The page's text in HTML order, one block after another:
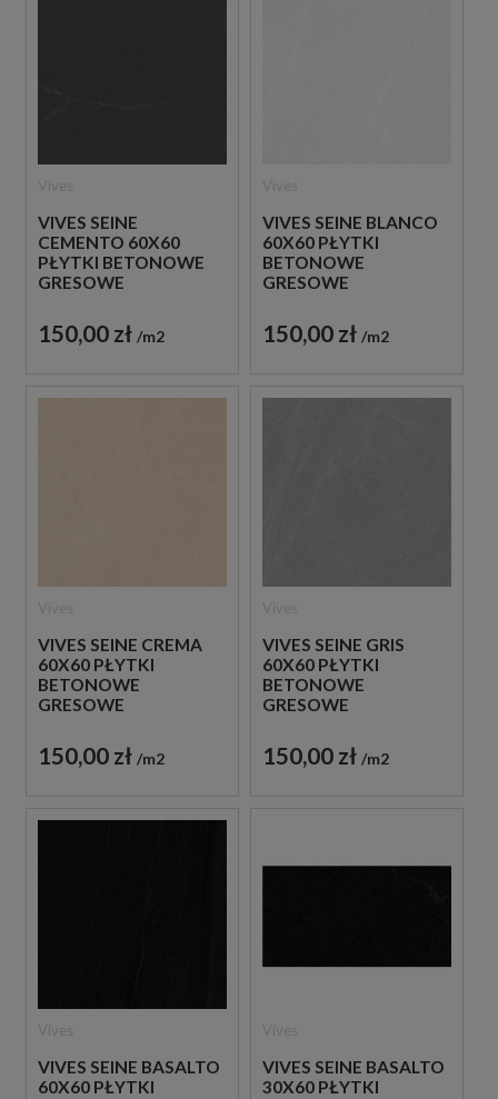
VIVES SEINE
CEMENTO 60X60
PŁYTKI BETONOWE
GRESOWE
150,00 zł m2
VIVES SEINE BLANCO
60X60 PŁYTKI
BETONOWE
GRESOWE
150,00 zł m2
VIVES SEINE CREMA
60X60 PŁYTKI
BETONOWE
GRESOWE
150,00 zł m2
VIVES SEINE GRIS
60X60 PŁYTKI
BETONOWE
GRESOWE
150,00 zł m2
VIVES SEINE BASALTO
60X60 PŁYTKI
VIVES SEINE BASALTO
30X60 PŁYTKI